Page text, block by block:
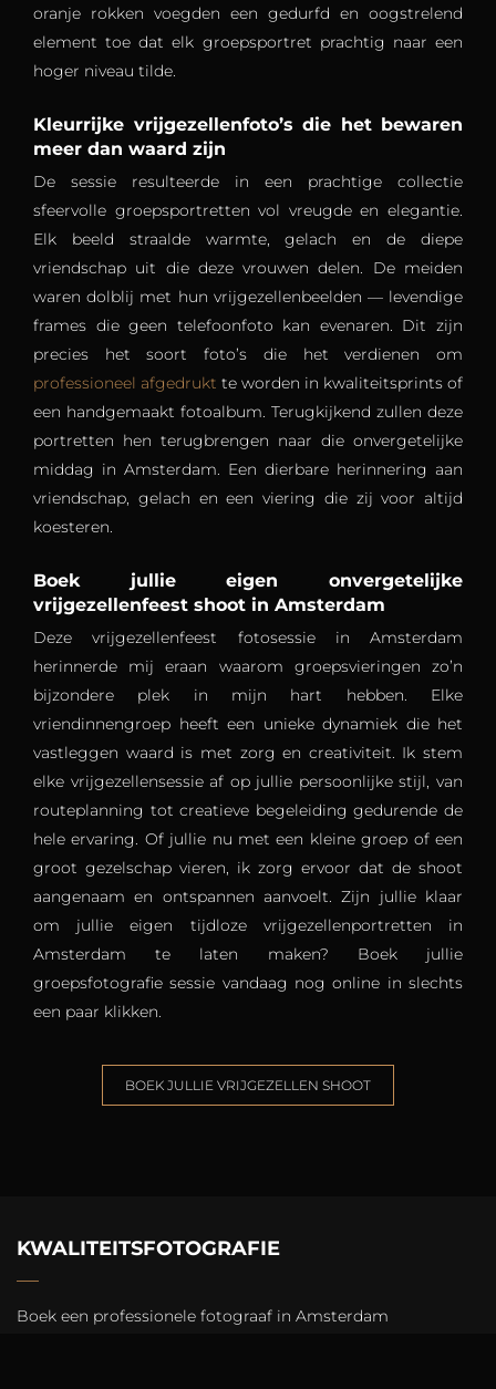
oranje rokken voegden een gedurfd en oogstrelend
element toe dat elk groepsportret prachtig naar een
hoger niveau tilde.
Kleurrijke vrijgezellenfoto’s die het bewaren
meer dan waard zijn
De sessie resulteerde in een prachtige collectie
sfeervolle groepsportretten vol vreugde en elegantie.
Elk beeld straalde warmte, gelach en de diepe
vriendschap uit die deze vrouwen delen. De meiden
waren dolblij met hun vrijgezellenbeelden — levendige
frames die geen telefoonfoto kan evenaren. Dit zijn
precies het soort foto’s die het verdienen om
professioneel afgedrukt te worden in kwaliteitsprints of
een handgemaakt fotoalbum. Terugkijkend zullen deze
portretten hen terugbrengen naar die onvergetelijke
middag in Amsterdam. Een dierbare herinnering aan
vriendschap, gelach en een viering die zij voor altijd
koesteren.
Boek jullie eigen onvergetelijke
vrijgezellenfeest shoot in Amsterdam
Deze vrijgezellenfeest fotosessie in Amsterdam
herinnerde mij eraan waarom groepsvieringen zo’n
bijzondere plek in mijn hart hebben. Elke
vriendinnengroep heeft een unieke dynamiek die het
vastleggen waard is met zorg en creativiteit. Ik stem
elke vrijgezellensessie af op jullie persoonlijke stijl, van
routeplanning tot creatieve begeleiding gedurende de
hele ervaring. Of jullie nu met een kleine groep of een
groot gezelschap vieren, ik zorg ervoor dat de shoot
aangenaam en ontspannen aanvoelt. Zijn jullie klaar
om jullie eigen tijdloze vrijgezellenportretten in
Amsterdam te laten maken? Boek jullie
groepsfotografie sessie vandaag nog online in slechts
een paar klikken.
BOEK JULLIE VRIJGEZELLEN SHOOT
KWALITEITSFOTOGRAFIE
Boek een professionele fotograaf in Amsterdam